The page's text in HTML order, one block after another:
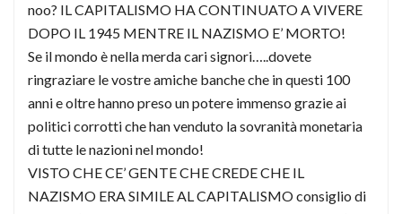
noo? IL CAPITALISMO HA CONTINUATO A VIVERE
DOPO IL 1945 MENTRE IL NAZISMO E’ MORTO!
Se il mondo è nella merda cari signori…..dovete
ringraziare le vostre amiche banche che in questi 100
anni e oltre hanno preso un potere immenso grazie ai
politici corrotti che han venduto la sovranità monetaria
di tutte le nazioni nel mondo!
VISTO CHE CE’ GENTE CHE CREDE CHE IL
NAZISMO ERA SIMILE AL CAPITALISMO consiglio di